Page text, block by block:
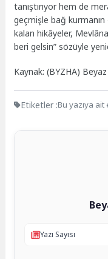
tanıştırıyor hem de
geçmişle bağ kurmanın
kalan hikâyeler,
beri gelsin” sözüyle
Kaynak: (BYZHA)
Etiketler :Bu yazıya
Yazı Sayısı